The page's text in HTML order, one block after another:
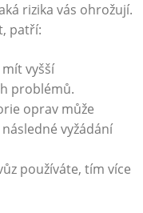
rizika vás ohrožují.
patří:
vyšší
problémů.
oprav může
vyžádání
používáte, tím více